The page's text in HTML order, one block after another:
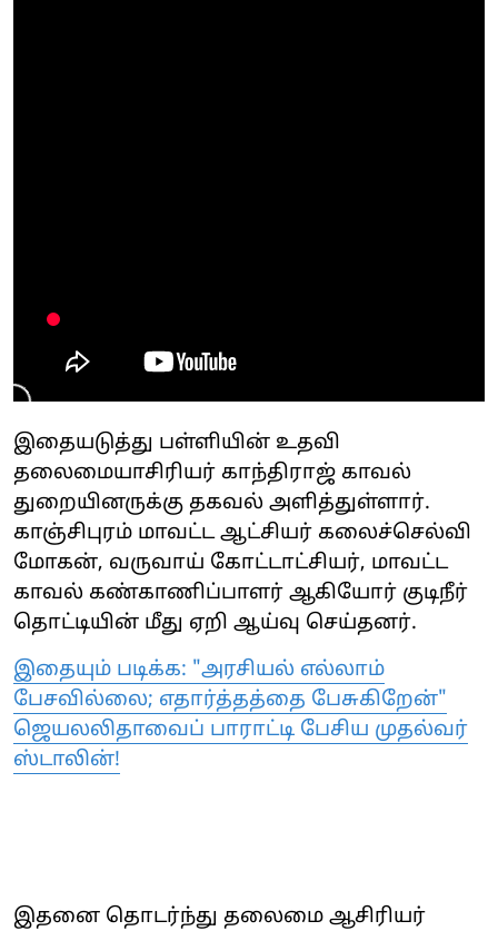
இதையடுத்து பள்ளியின் உதவி
தலைமையாசிரியர் காந்திராஜ் காவல்
துறையினருக்கு தகவல் அளித்துள்ளார்.
காஞ்சிபுரம் மாவட்ட ஆட்சியர் கலைச்செல்வி
மோகன், வருவாய் கோட்டாட்சியர், மாவட்ட
காவல் கண்காணிப்பாளர் ஆகியோர் குடிநீர்
தொட்டியின் மீது ஏறி ஆய்வு செய்தனர்.
இதையும் படிக்க: "அரசியல் எல்லாம்
பேசவில்லை; எதார்த்தத்தை பேசுகிறேன்"
ஜெயலலிதாவைப் பாராட்டி பேசிய முதல்வர்
ஸ்டாலின்!
இதனை தொடர்ந்து தலைமை ஆசிரியர்